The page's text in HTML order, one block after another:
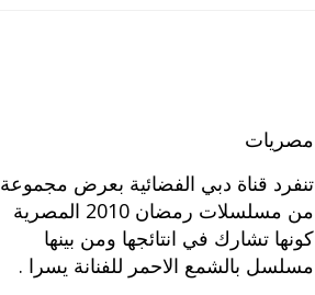
مصريات
تنفرد قناة دبي الفضائية بعرض مجموعة
من مسلسلات رمضان 2010 المصرية
كونها تشارك في انتائجها ومن بينها
مسلسل بالشمع الاحمر للفنانة يسرا .